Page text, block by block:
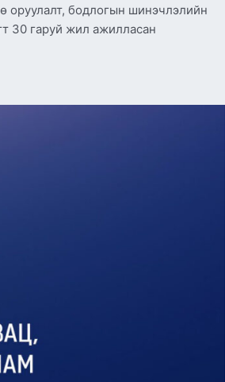
оруулалт, бодлогын шинэчлэлийн
30 гаруй жил ажилласан